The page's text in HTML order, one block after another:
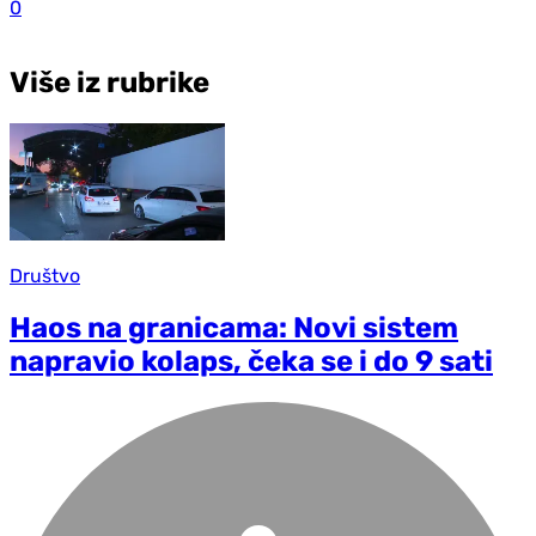
0
Više iz rubrike
Društvo
Haos na granicama: Novi sistem
napravio kolaps, čeka se i do 9 sati